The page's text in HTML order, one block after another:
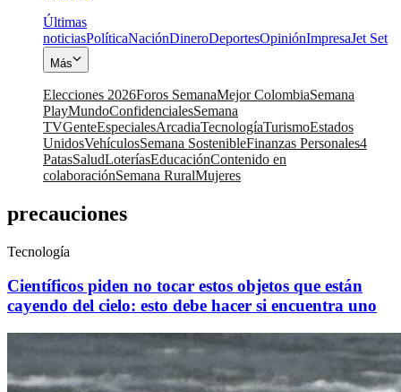
Últimas
noticiasPolíticaNaciónDineroDeportesOpiniónImpresaJet Set
Más
Elecciones 2026Foros SemanaMejor ColombiaSemana
PlayMundoConfidencialesSemana
TVGenteEspecialesArcadiaTecnologíaTurismoEstados
UnidosVehículosSemana SostenibleFinanzas Personales4
PatasSaludLoteríasEducaciónContenido en
colaboraciónSemana RuralMujeres
precauciones
Tecnología
Científicos piden no tocar estos objetos que están
cayendo del cielo: esto debe hacer si encuentra uno